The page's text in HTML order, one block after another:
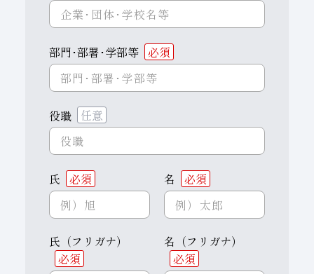
部門･部署･学部等 必須
役職 任意
氏 必須 名 必須
氏（フリガナ）
必須
名（フリガナ）
必須